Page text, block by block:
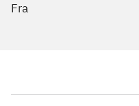
Fra